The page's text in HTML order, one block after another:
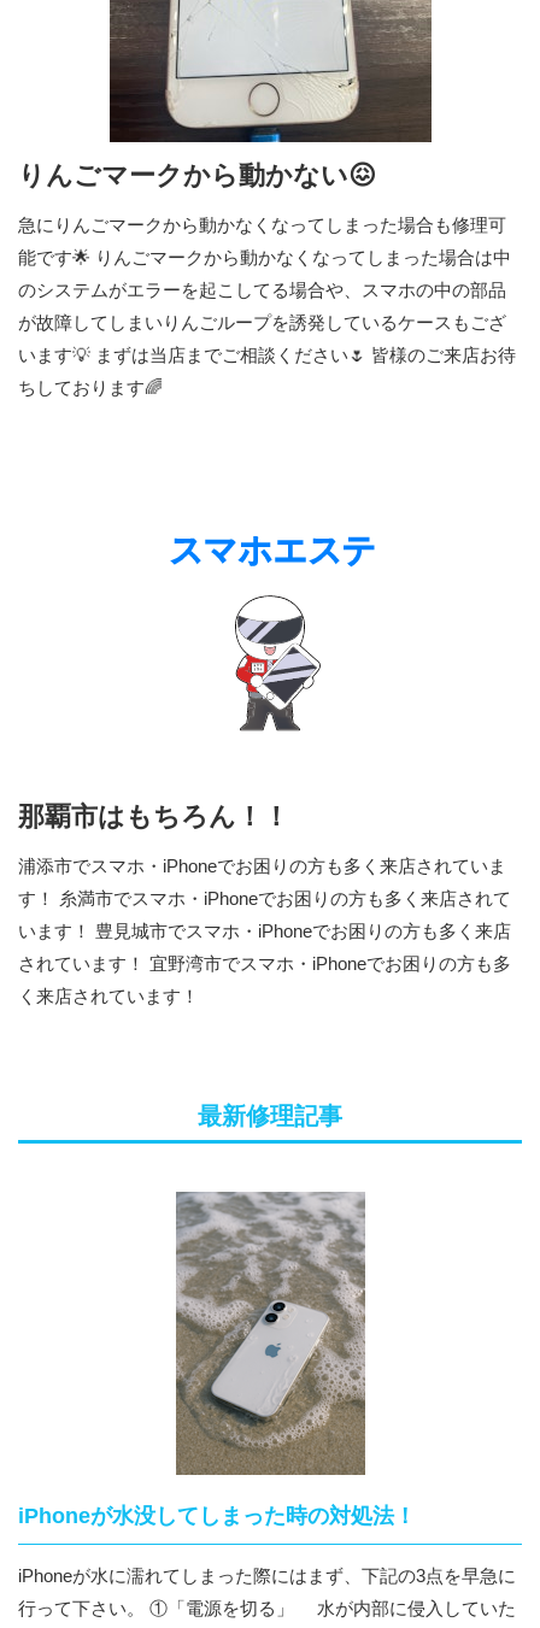
りんごマークから動かない😖
急にりんごマークから動かなくなってしまった場合も修理可
能です🌟 りんごマークから動かなくなってしまった場合は中
のシステムがエラーを起こしてる場合や、スマホの中の部品
が故障してしまいりんごループを誘発しているケースもござ
います💡 まずは当店までご相談ください🌷 皆様のご来店お待
ちしております🌈
那覇市はもちろん！！
浦添市でスマホ・iPhoneでお困りの方も多く来店されていま
す！ 糸満市でスマホ・iPhoneでお困りの方も多く来店されて
います！ 豊見城市でスマホ・iPhoneでお困りの方も多く来店
されています！ 宜野湾市でスマホ・iPhoneでお困りの方も多
く来店されています！
最新修理記事
iPhoneが水没してしまった時の対処法！
iPhoneが水に濡れてしまった際にはまず、下記の3点を早急に
行って下さい。 ①「電源を切る」 水が内部に侵入していた